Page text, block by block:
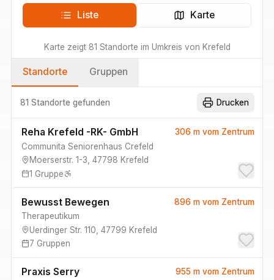
Liste Karte
Karte zeigt 81 Standorte im Umkreis von Krefeld
Standorte Gruppen
81 Standorte gefunden Drucken
Reha Krefeld -RK- GmbH
Communita Seniorenhaus Crefeld
Moerserstr. 1-3 47798 Krefeld
1 Gruppe
306 mvom Zentrum
Bewusst Bewegen
Therapeutikum
Uerdinger Str. 110 47799 Krefeld
7 Gruppen
896 mvom Zentrum
Praxis Serry 955 mvom Zentrum